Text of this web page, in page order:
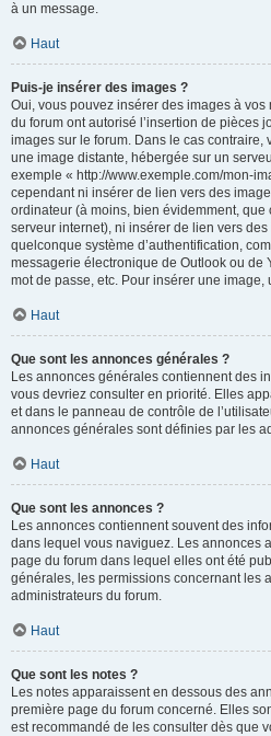
à un message.
Haut
Puis-je insérer des images ?
Oui, vous pouvez insérer des images à
du forum ont autorisé l’insertion de pièces
images sur le forum. Dans le cas contraire,
une image distante, hébergée sur un
exemple « http://www.exemple.com/mon-
cependant ni insérer de lien vers des
ordinateur (à moins, bien évidemment,
serveur internet), ni insérer de lien vers
quelconque système d’authentification,
messagerie électronique de Outlook ou de
mot de passe, etc. Pour insérer une
Haut
Que sont les annonces générales ?
Les annonces générales contiennent des
vous devriez consulter en priorité. Elles
et dans le panneau de contrôle de
annonces générales sont définies par les
Haut
Que sont les annonces ?
Les annonces contiennent souvent des
dans lequel vous naviguez. Les annonces
page du forum dans lequel elles ont été
générales, les permissions concernant les
administrateurs du forum.
Haut
Que sont les notes ?
Les notes apparaissent en dessous des
première page du forum concerné. Elles
est recommandé de les consulter dès que